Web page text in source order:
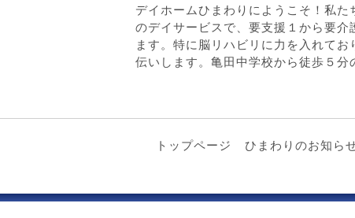
デイホームひまわりにようこそ！私
のデイサービスで、要支援１から要
ます。特に脳リハビリに力を入れて
伝いします。亀田中学校から徒歩５分
トップページ ひまわりのお知ら